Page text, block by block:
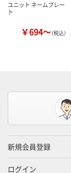
ユニット ネームプレー
ト
￥694～（税込）
新規会員登録
ログイン